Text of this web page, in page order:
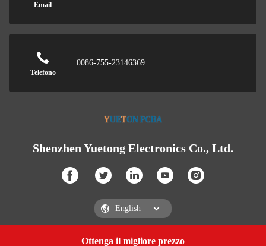
Ottenga il migliore prezzo
Email
Telefono
0086-755-23146369
Shenzhen Yuetong Electronics Co., Ltd.
Shenzhen Yuetong Electronics Co., Ltd.Get a Quote